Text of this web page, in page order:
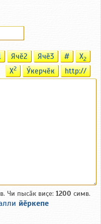
Ячӗ2 Ячӗ3 # X2
X2 Ӳкерчӗк http://
Чи пысӑк виҫе: 1200 симв.
йӗркепе